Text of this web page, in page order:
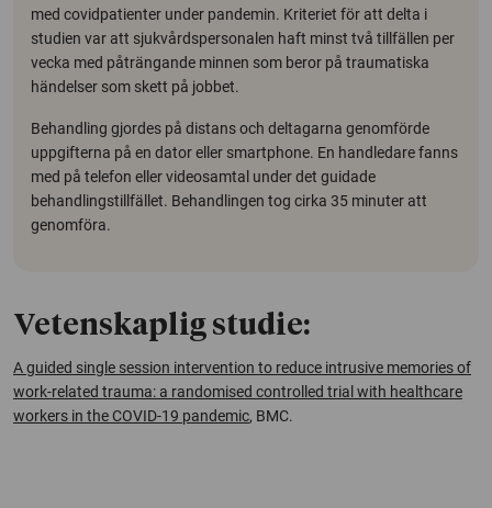
med covidpatienter under pandemin. Kriteriet för att delta i
studien var att sjukvårdspersonalen haft minst två tillfällen per
vecka med påträngande minnen som beror på traumatiska
händelser som skett på jobbet.
Behandling gjordes på distans och deltagarna genomförde
uppgifterna på en dator eller smartphone. En handledare fanns
med på telefon eller videosamtal under det guidade
behandlingstillfället. Behandlingen tog cirka 35 minuter att
genomföra.
Vetenskaplig studie:
A guided single session intervention to reduce intrusive memories of
work-related trauma: a randomised controlled trial with healthcare
workers in the COVID-19 pandemic, BMC.